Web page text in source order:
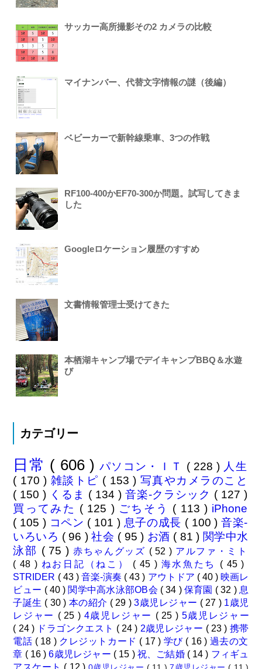
サッカー高所撮影その2 カメラの比較
マイナンバー、代替文字情報の謎（後編）
ベビーカーで新幹線乗車、3つの作戦
RF100-400かEF70-300か問題。試写してきま
した
Googleロケーション履歴のすすめ
文書情報管理士受けてきた
本栖湖キャンプ場でデイキャンプBBQ＆水遊
び
カテゴリー
日常 ( 606 )パソコン・ＩＴ ( 228 ) 人生
( 170 ) 雑談トピ ( 153 ) 写真やカメラのこと
( 150 ) くるま ( 134 ) 音楽-クラシック ( 127 )
買ってみた ( 125 ) ごちそう ( 113 ) iPhone
( 105 ) コペン ( 101 ) 息子の成長 ( 100 )音楽-
いろいろ ( 96 )社会 ( 95 ) お酒 ( 81 ) 関学中水
泳部 ( 75 ) 赤ちゃんグッズ ( 52 ) アルファ・ミト
( 48 ) ねお日記（ねこ） ( 45 ) 海水魚たち ( 45 )
STRIDER ( 43 ) 音楽-演奏 ( 43 ) アウトドア ( 40 ) 映画レ
ビュー ( 40 ) 関学中高水泳部OB会 ( 34 ) 保育園 ( 32 ) 息
子誕生 ( 30 ) 本の紹介 ( 29 )3歳児レジャー ( 27 ) 1歳児
レジャー ( 25 ) 4歳児レジャー ( 25 ) 5歳児レジャー
( 24 ) ドラゴンクエスト ( 24 ) 2歳児レジャー ( 23 ) 携帯
電話 ( 18 ) クレジットカード ( 17 ) 学び ( 16 ) 過去の文
章 ( 16 )6歳児レジャー ( 15 ) 祝、ご結婚 ( 14 ) フィギュ
アスケート ( 12 )